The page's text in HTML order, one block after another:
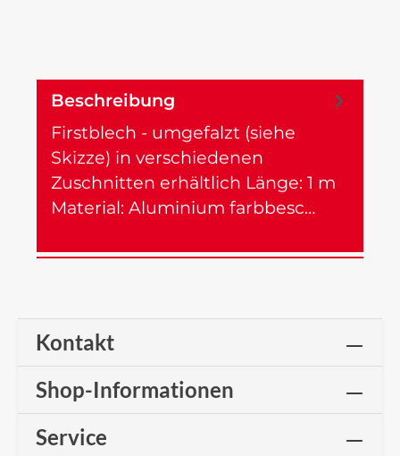
Beschreibung
Firstblech - umgefalzt (siehe
Skizze) in verschiedenen
Zuschnitten erhältlich Länge: 1 m
Material: Aluminium farbbesc…
Kontakt
Shop-Informationen
Service